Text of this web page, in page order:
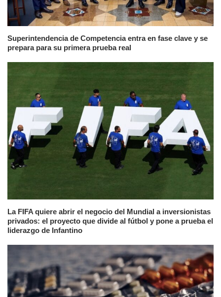
Superintendencia de Competencia entra en fase clave y se
prepara para su primera prueba real
La FIFA quiere abrir el negocio del Mundial a inversionistas
privados: el proyecto que divide al fútbol y pone a prueba el
liderazgo de Infantino